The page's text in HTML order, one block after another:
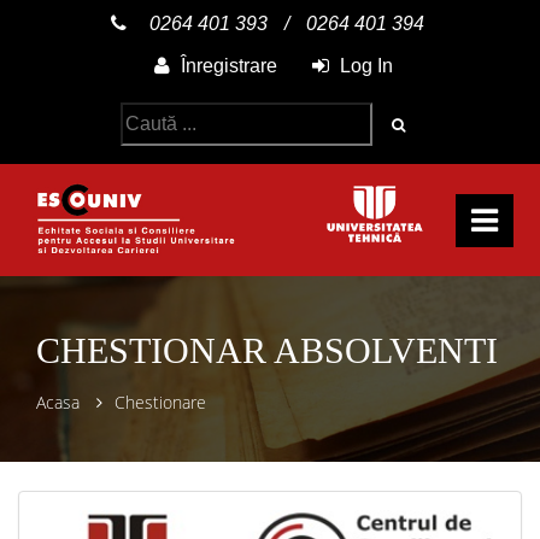
0264 401 393 / 0264 401 394
Înregistrare Log In
CHESTIONAR ABSOLVENTI
Acasa Chestionare